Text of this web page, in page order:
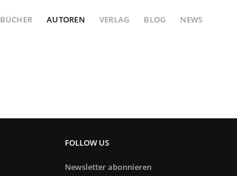
BÜCHER AUTOREN VERLAG BLOG NEWS
FOLLOW US
Newsletter abonnieren